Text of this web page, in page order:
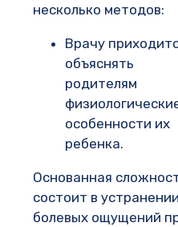
несколько методов:
Врачу
объяснять
родителям
особенности их
ребенка.
Основанная
состоит в устранении
болевых ощущений